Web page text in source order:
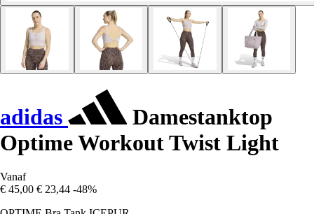
adidas
Damestanktop
Optime Workout Twist Light
Vanaf
€ 45,00 € 23,44 -48%